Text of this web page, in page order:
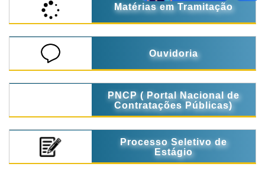
Matérias em Tramitação
Ouvidoria
PNCP ( Portal Nacional de
Contratações Públicas)
Processo Seletivo de
Estágio